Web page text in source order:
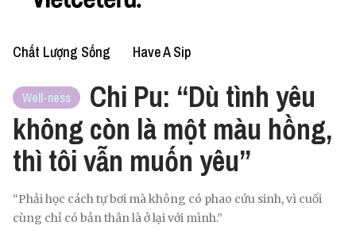
Chất Lượng Sống Have A Sip
Well-ness
Chi Pu: “Dù tình yêu
không còn là một màu hồng,
thì tôi vẫn muốn yêu”
“Phải học cách tự bơi mà không có phao cứu sinh, vì cuối
cùng chỉ có bản thân là ở lại với mình.”